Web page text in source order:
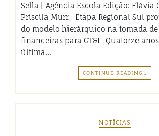
Sella | Agência Escola Edição: Flávia
Priscila Murr Etapa Regional Sul
do modelo hierárquico na tomada de
financeiras para CT&I Quatorze
última…
CONTINUE READING…
NOTÍCIAS